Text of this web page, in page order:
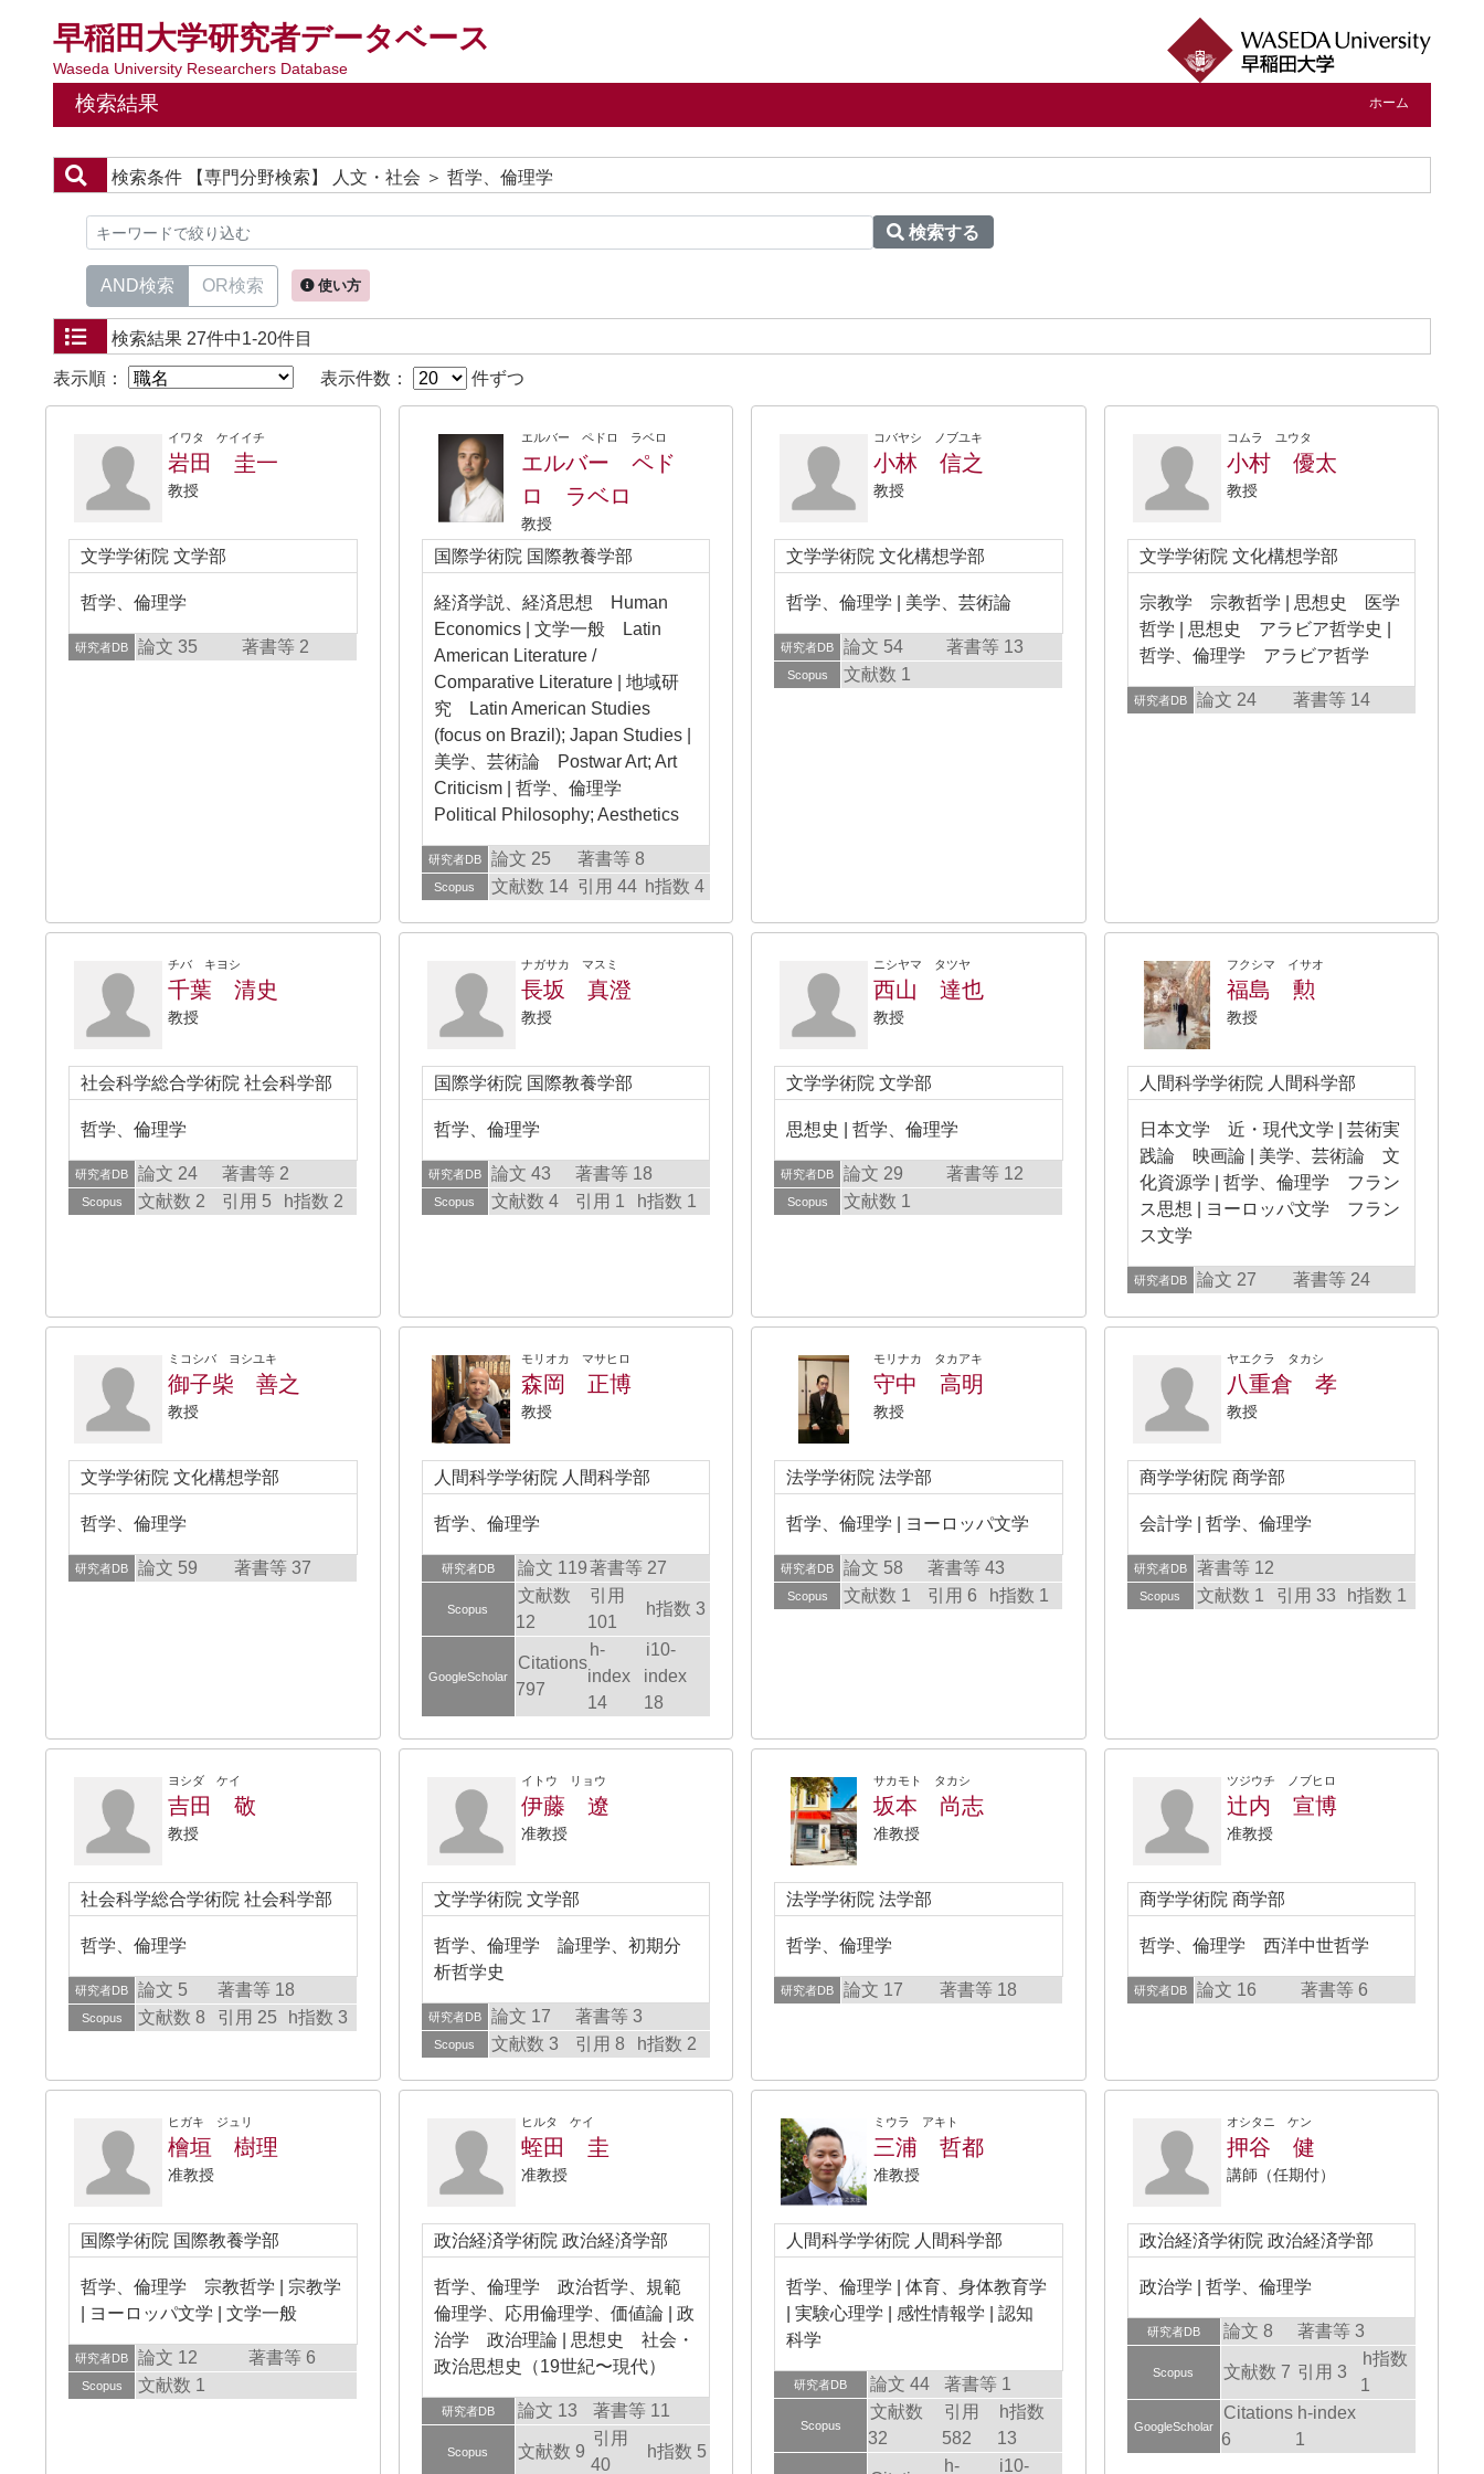
早稲田大学研究者データベース
Waseda University Researchers Database
検索結果 ホーム
検索条件 【専門分野検索】 人文・社会 ＞ 哲学、倫理学
検索する
AND検索 OR検索 使い方
検索結果 27件中1-20件目
表示順： 表示件数： 件ずつ
イワタ ケイイチ
岩田 圭一
教授
文学学術院 文学部
哲学、倫理学
研究者DB 論文 35 著書等 2
エルバー ペドロ ラベロ
エルバー ペド
ロ ラベロ
教授
国際学術院 国際教養学部
経済学説、経済思想 Human
Economics | 文学一般 Latin
American Literature /
Comparative Literature | 地域研
究 Latin American Studies
(focus on Brazil); Japan Studies |
美学、芸術論 Postwar Art; Art
Criticism | 哲学、倫理学
Political Philosophy; Aesthetics
研究者DB 論文 25 著書等 8
Scopus 文献数 14 引用 44 h指数 4
コバヤシ ノブユキ
小林 信之
教授
文学学術院 文化構想学部
哲学、倫理学 | 美学、芸術論
研究者DB 論文 54 著書等 13
Scopus 文献数 1
コムラ ユウタ
小村 優太
教授
文学学術院 文化構想学部
宗教学 宗教哲学 | 思想史 医学
哲学 | 思想史 アラビア哲学史 |
哲学、倫理学 アラビア哲学
研究者DB 論文 24 著書等 14
チバ キヨシ
千葉 清史
教授
社会科学総合学術院 社会科学部
哲学、倫理学
研究者DB 論文 24 著書等 2
Scopus 文献数 2 引用 5 h指数 2
ナガサカ マスミ
長坂 真澄
教授
国際学術院 国際教養学部
哲学、倫理学
研究者DB 論文 43 著書等 18
Scopus 文献数 4 引用 1 h指数 1
ニシヤマ タツヤ
西山 達也
教授
文学学術院 文学部
思想史 | 哲学、倫理学
研究者DB 論文 29 著書等 12
Scopus 文献数 1
フクシマ イサオ
福島 勲
教授
人間科学学術院 人間科学部
日本文学 近・現代文学 | 芸術実
践論 映画論 | 美学、芸術論 文
化資源学 | 哲学、倫理学 フラン
ス思想 | ヨーロッパ文学 フラン
ス文学
研究者DB 論文 27 著書等 24
ミコシバ ヨシユキ
御子柴 善之
教授
文学学術院 文化構想学部
哲学、倫理学
研究者DB 論文 59 著書等 37
モリオカ マサヒロ
森岡 正博
教授
人間科学学術院 人間科学部
哲学、倫理学
研究者DB 論文 119著書等 27
Scopus
文献数
12
引用
101
h指数 3
GoogleScholar
Citations
797
h-
index
14
i10-
index
18
モリナカ タカアキ
守中 高明
教授
法学学術院 法学部
哲学、倫理学 | ヨーロッパ文学
研究者DB 論文 58 著書等 43
Scopus 文献数 1 引用 6 h指数 1
ヤエクラ タカシ
八重倉 孝
教授
商学学術院 商学部
会計学 | 哲学、倫理学
研究者DB 著書等 12
Scopus 文献数 1 引用 33 h指数 1
ヨシダ ケイ
吉田 敬
教授
社会科学総合学術院 社会科学部
哲学、倫理学
研究者DB 論文 5 著書等 18
Scopus 文献数 8 引用 25 h指数 3
イトウ リョウ
伊藤 遼
准教授
文学学術院 文学部
哲学、倫理学 論理学、初期分
析哲学史
研究者DB 論文 17 著書等 3
Scopus 文献数 3 引用 8 h指数 2
サカモト タカシ
坂本 尚志
准教授
法学学術院 法学部
哲学、倫理学
研究者DB 論文 17 著書等 18
ツジウチ ノブヒロ
辻内 宣博
准教授
商学学術院 商学部
哲学、倫理学 西洋中世哲学
研究者DB 論文 16 著書等 6
ヒガキ ジュリ
檜垣 樹理
准教授
国際学術院 国際教養学部
哲学、倫理学 宗教哲学 | 宗教学
| ヨーロッパ文学 | 文学一般
研究者DB 論文 12 著書等 6
Scopus 文献数 1
ヒルタ ケイ
蛭田 圭
准教授
政治経済学術院 政治経済学部
哲学、倫理学 政治哲学、規範
倫理学、応用倫理学、価値論 | 政
治学 政治理論 | 思想史 社会・
政治思想史（19世紀〜現代）
研究者DB 論文 13 著書等 11
Scopus 文献数 9
引用
40
h指数 5
ミウラ アキト
三浦 哲都
准教授
人間科学学術院 人間科学部
哲学、倫理学 | 体育、身体教育学
| 実験心理学 | 感性情報学 | 認知
科学
研究者DB 論文 44 著書等 1
Scopus
文献数
32
引用
582
h指数
13
h- i10-
オシタニ ケン
押谷 健
講師（任期付）
政治経済学術院 政治経済学部
政治学 | 哲学、倫理学
研究者DB 論文 8 著書等 3
Scopus 文献数 7 引用 3
h指数
1
GoogleScholar
Citations
6
h-index
1